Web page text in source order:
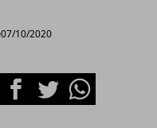
07/10/2020
FacebookTwitterWhatsapp